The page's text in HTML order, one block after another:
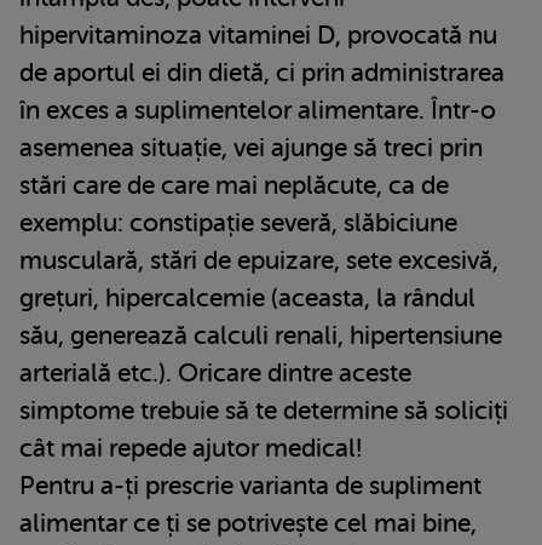
hipervitaminoza vitaminei D, provocată nu
de aportul ei din dietă, ci prin administrarea
în exces a suplimentelor alimentare. Într-o
asemenea situație, vei ajunge să treci prin
stări care de care mai neplăcute, ca de
exemplu: constipație severă, slăbiciune
musculară, stări de epuizare, sete excesivă,
grețuri, hipercalcemie (aceasta, la rândul
său, generează calculi renali, hipertensiune
arterială etc.). Oricare dintre aceste
simptome trebuie să te determine să soliciți
cât mai repede ajutor medical!
Pentru a-ți prescrie varianta de supliment
alimentar ce ți se potrivește cel mai bine,